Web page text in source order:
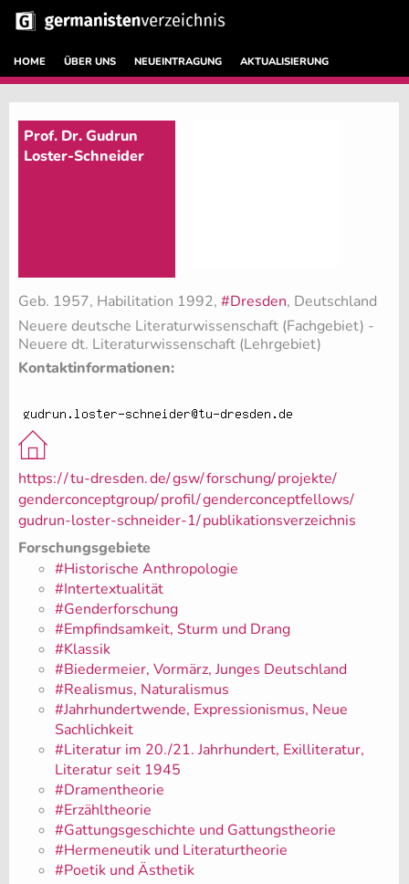
HOME ÜBER UNS NEUEINTRAGUNG AKTUALISIERUNG
Prof. Dr. Gudrun
Loster-Schneider
Geb. 1957, Habilitation 1992, #Dresden, Deutschland
Neuere deutsche Literaturwissenschaft (Fachgebiet) -
Neuere dt. Literaturwissenschaft (Lehrgebiet)
Kontaktinformationen:
https://tu-dresden.de/gsw/forschung/projekte/
genderconceptgroup/profil/genderconceptfellows/
gudrun-loster-schneider-1/publikationsverzeichnis
Forschungsgebiete
#Historische Anthropologie
#Intertextualität
#Genderforschung
#Empfindsamkeit, Sturm und Drang
#Klassik
#Biedermeier, Vormärz, Junges Deutschland
#Realismus, Naturalismus
#Jahrhundertwende, Expressionismus, Neue
Sachlichkeit
#Literatur im 20./21. Jahrhundert, Exilliteratur,
Literatur seit 1945
#Dramentheorie
#Erzähltheorie
#Gattungsgeschichte und Gattungstheorie
#Hermeneutik und Literaturtheorie
#Poetik und Ästhetik